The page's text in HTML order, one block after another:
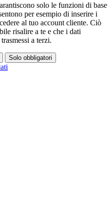
solo le funzioni di base
per esempio di inserire i
al tuo account cliente. Ciò
risalire a te e che i dati
a terzi.
Solo obbligatori